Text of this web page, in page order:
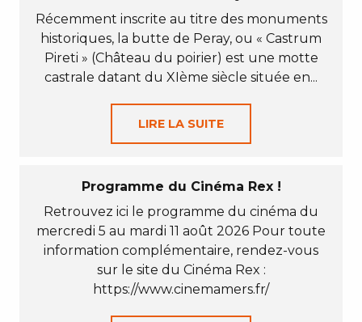
Récemment inscrite au titre des monuments
historiques, la butte de Peray, ou « Castrum
Pireti » (Château du poirier) est une motte
castrale datant du XIème siècle située en...
LIRE LA SUITE
Programme du Cinéma Rex !
Retrouvez ici le programme du cinéma du
mercredi 5 au mardi 11 août 2026 Pour toute
information complémentaire, rendez-vous
sur le site du Cinéma Rex :
https://www.cinemamers.fr/